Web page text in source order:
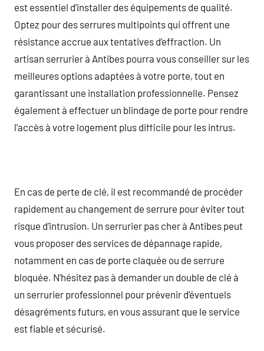
est essentiel d’installer des équipements de qualité.
Optez pour des serrures multipoints qui offrent une
résistance accrue aux tentatives d’effraction. Un
artisan serrurier à Antibes pourra vous conseiller sur les
meilleures options adaptées à votre porte, tout en
garantissant une installation professionnelle. Pensez
également à effectuer un blindage de porte pour rendre
l’accès à votre logement plus difficile pour les intrus.
En cas de perte de clé, il est recommandé de procéder
rapidement au changement de serrure pour éviter tout
risque d’intrusion. Un serrurier pas cher à Antibes peut
vous proposer des services de dépannage rapide,
notamment en cas de porte claquée ou de serrure
bloquée. N’hésitez pas à demander un double de clé à
un serrurier professionnel pour prévenir d’éventuels
désagréments futurs, en vous assurant que le service
est fiable et sécurisé.